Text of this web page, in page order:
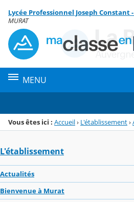
Menu de la rubrique
Contenu
Lycée Professionnel Joseph Constant -
MURAT
MENU
Vous êtes ici : Accueil› L'établissement›
L'établissement
Actualités
Bienvenue à Murat